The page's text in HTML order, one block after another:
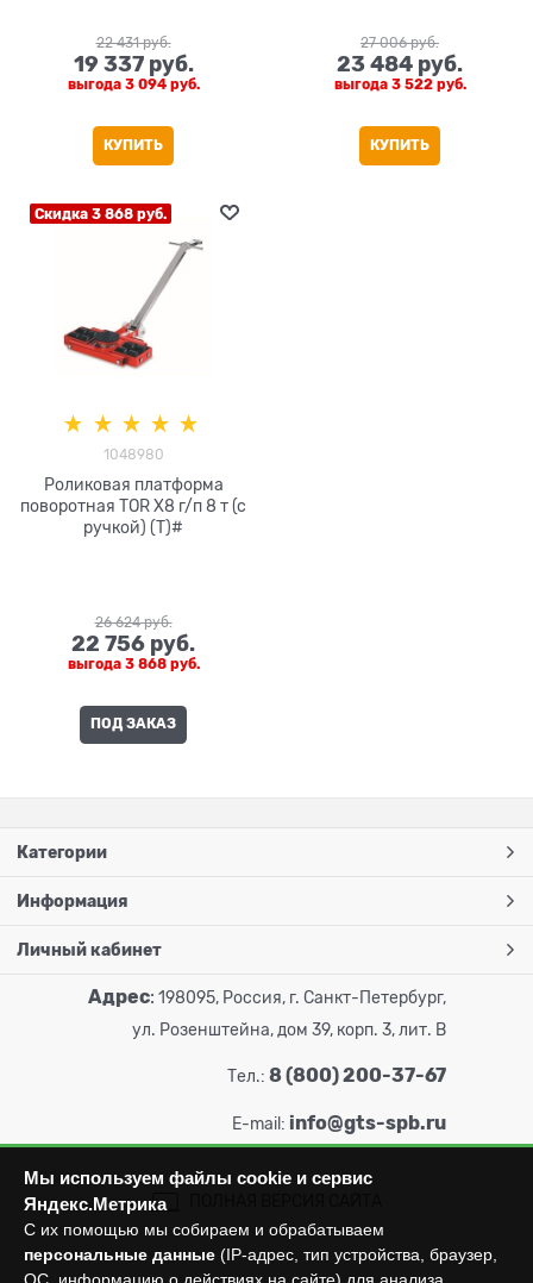
22 431 руб.
19 337 руб.
выгода 3 094 руб.
КУПИТЬ
27 006 руб.
23 484 руб.
выгода 3 522 руб.
КУПИТЬ
Скидка 3 868 руб.
1048980
Роликовая платформа
поворотная TOR X8 г/п 8 т (с
ручкой) (T)#
26 624 руб.
22 756 руб.
выгода 3 868 руб.
ПОД ЗАКАЗ
Категории
Информация
Личный кабинет
Адрес: 198095, Россия, г. Санкт-Петербург,
ул. Розенштейна, дом 39, корп. 3, лит. В
Тел.: 8 (800) 200-37-67
E-mail: info@gts-spb.ru
Мы используем файлы cookie и сервис
Яндекс.Метрика
С их помощью мы собираем и обрабатываем
персональные данные (IP-адрес, тип устройства, браузер,